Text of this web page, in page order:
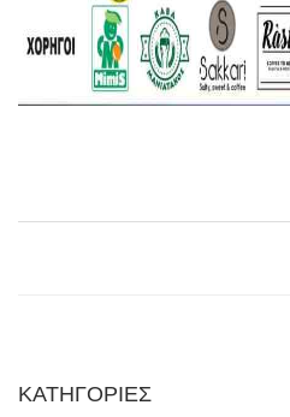
ΚΑΤΗΓΟΡΙΕΣ